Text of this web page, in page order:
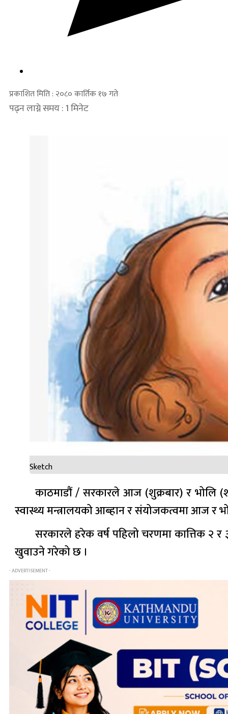
प्रकाशित मिति : २०८० कार्तिक १७ गते
पढ्न लाग्ने समय : 1 मिनेट
Sketch
काठमाडौं / सरकारले आज (शुक्रबार) र भोलि
स्वास्थ्य मन्त्रालयको आब्हान र संयोजकत्वमा आज र
सरकारले हरेक वर्ष पहिलो चरणमा कात्तिक २
खुवाउने गरेको छ ।
- ADVERTISEMENT -